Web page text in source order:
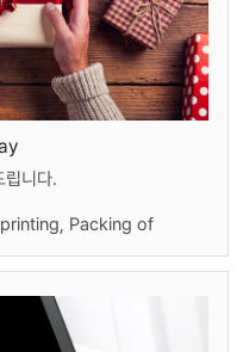
립니다.
Packing of